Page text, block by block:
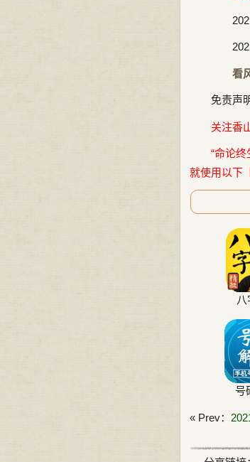
2021
2021
看
免责声
关注香
“命论
就使用以下
号
« Prev：